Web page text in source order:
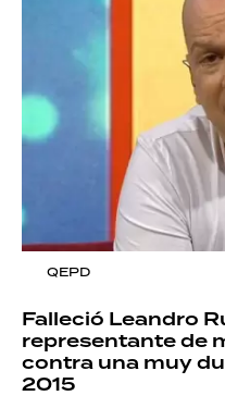
QEPD
Falleció Leandro
representante de
contra una muy
2015